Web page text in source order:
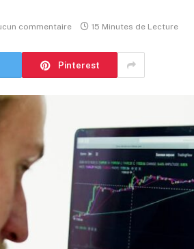
commentaire 15 Minutes de Lecture
Pinterest